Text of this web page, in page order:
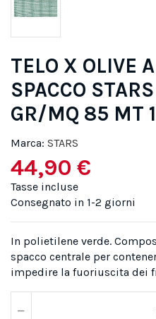
TELO X OLIVE
SPACCO
GR/MQ 85 MT
Marca: STARS
44,90 €
Tasse incluse
Consegnato in 1-2 giorni
In polietilene verde.
spacco centrale per
impedire la fuoriuscita dei